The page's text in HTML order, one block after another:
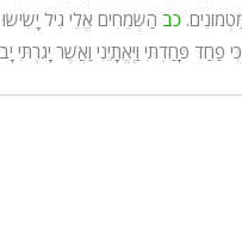
כב הַשְּׂמֵחִים אֱלֵי גִיל
כִּי פַחַד פָּחַדְתִּי וַיֶּאֱתָיֵנִי וַאֲשֶׁר יָגֹרְתִּי